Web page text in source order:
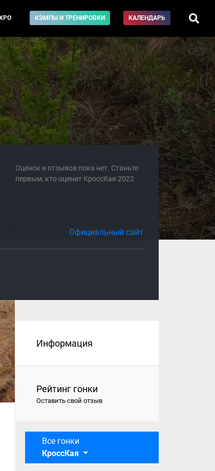
КЭМПЫ И ТРЕНИРОВКИ КАЛЕНДАРЬ
Оценок и отзывов пока нет. Станьте
первым, кто оценит КроссКая 2022
Официальный сайт
Информация
Рейтинг гонки
Оставить свой отзыв
Все гонки
КроссКая